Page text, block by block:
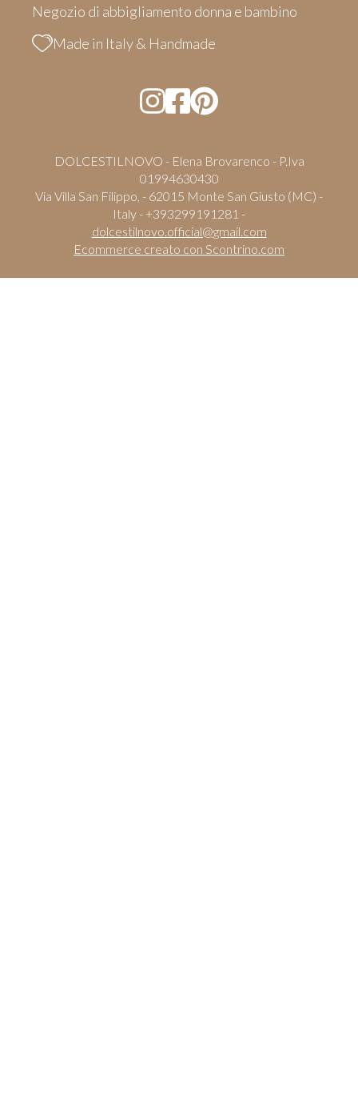
Negozio di abbigliamento donna e bambino
Made in Italy & Handmade
DOLCESTILNOVO - Elena Brovarenco - P.Iva
01994630430
Via Villa San Filippo, - 62015 Monte San Giusto (MC) -
Italy - +393299191281 -
dolcestilnovo.official@gmail.com
Ecommerce creato con Scontrino.com